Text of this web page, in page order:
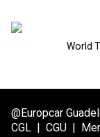
World
@Europcar
CGL | CGU |